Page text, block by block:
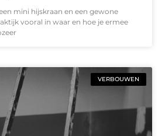
mini hijskraan en een gewone
vooral in waar en hoe je ermee
VERBOUWEN